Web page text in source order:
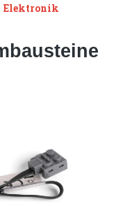
Elektronik